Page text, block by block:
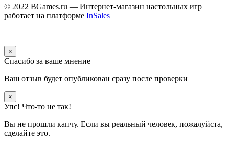
© 2022 BGames.ru — Интернет-магазин настольных игр
работает на платформе InSales
×
Спасибо за ваше мнение
Ваш отзыв будет опубликован сразу после проверки
×
Упс! Что-то не так!
Вы не прошли капчу. Если вы реальный человек, пожалуйста,
сделайте это.